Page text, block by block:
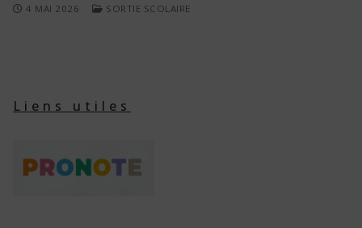
4 MAI 2026 SORTIE SCOLAIRE
Liens utiles